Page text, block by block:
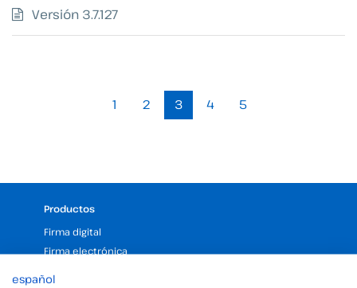
Versión 3.7.127
1 2 3 4 5
Productos
Firma digital
Firma electrónica
español